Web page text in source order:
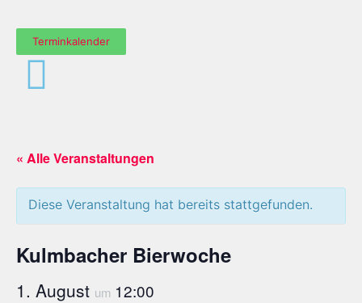
Terminkalender
« Alle Veranstaltungen
Diese Veranstaltung hat bereits stattgefunden.
Kulmbacher Bierwoche
1. August um 12:00